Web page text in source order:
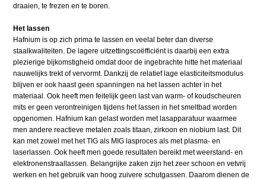
draaien, te frezen en te boren.
Het lassen
Hafnium is op zich prima te lassen en veelal beter dan diverse
staalkwaliteiten. De lagere uitzettingscoëfficiënt is daarbij een extra
plezierige bijkomstigheid omdat door de ingebrachte hitte het materiaal
nauwelijks trekt of vervormt. Dankzij de relatief lage elasticiteitsmodulus
blijven er ook haast geen spanningen na het lassen achter in het
materiaal. Ook heeft men feitelijk geen last van warm- of koudscheuren
mits er geen verontreinigen tijdens het lassen in het smeltbad worden
opgenomen. Hafnium kan gelast worden met lasapparatuur waarmee
men andere reactieve metalen zoals titaan, zirkoon en niobium last. Dit
kan met zowel met het TIG als MIG lasproces als met plasma- en
laserlassen. Ook heeft men goede resultaten bereikt met weerstand- en
elektronenstraallassen. Belangrijke zaken zijn het zeer schoon en vetvrij
werken en het gebruik van hoog zuivere schutgassen. Daarom dienen de